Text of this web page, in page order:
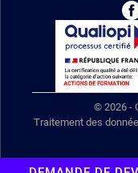
© 2026 -
Traitement des